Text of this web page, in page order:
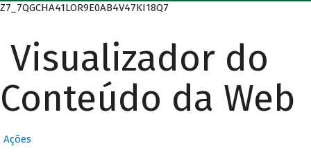
Z7_7QGCHA41LOR9E0AB4V47KI18Q7
Visualizador do
Conteúdo da Web
Ações